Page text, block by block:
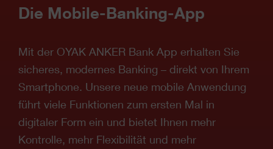
Die Mobile-Banking-App
Mit der OYAK ANKER Bank App erhalten Sie
sicheres, modernes Banking – direkt von Ihrem
Smartphone. Unsere neue mobile Anwendung
führt viele Funktionen zum ersten Mal in
digitaler Form ein und bietet Ihnen mehr
Kontrolle, mehr Flexibilität und mehr